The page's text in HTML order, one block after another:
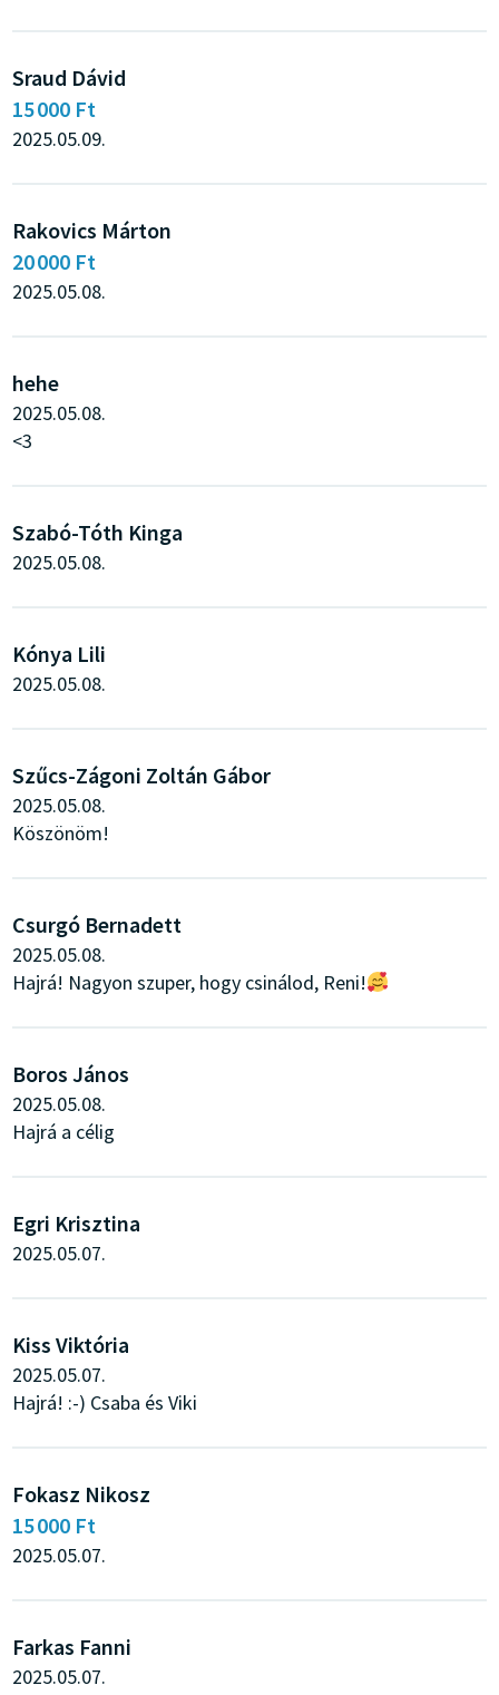
Sraud Dávid
15 000 Ft
2025.05.09.
Rakovics Márton
20 000 Ft
2025.05.08.
hehe
2025.05.08.
<3
Szabó-Tóth Kinga
2025.05.08.
Kónya Lili
2025.05.08.
Szűcs-Zágoni Zoltán Gábor
2025.05.08.
Köszönöm!
Csurgó Bernadett
2025.05.08.
Hajrá! Nagyon szuper, hogy csinálod, Reni!
Boros János
2025.05.08.
Hajrá a célig
Egri Krisztina
2025.05.07.
Kiss Viktória
2025.05.07.
Hajrá! :-) Csaba és Viki
Fokasz Nikosz
15 000 Ft
2025.05.07.
Farkas Fanni
2025.05.07.